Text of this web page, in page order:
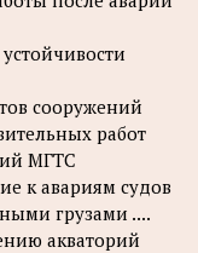
сооружений
работ
МГТС
к авариям судов
грузами ....
акваторий